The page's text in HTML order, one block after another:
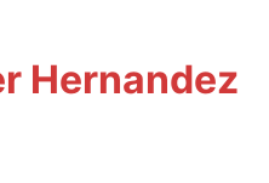
Hernandez